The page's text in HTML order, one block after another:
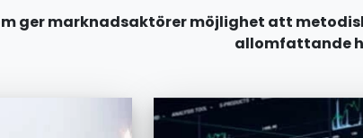
ger marknadsaktörer möjlighet att
allomfattande